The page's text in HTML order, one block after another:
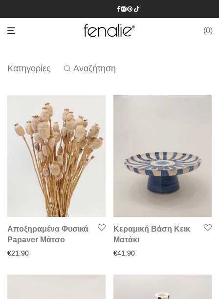
0
Κατηγορίες Αναζήτηση
Αποξηραμένα Φυσικά
Papaver Μάτσο
€21.90
Κεραμική Βάση Κεικ
Ματάκι
€41.90